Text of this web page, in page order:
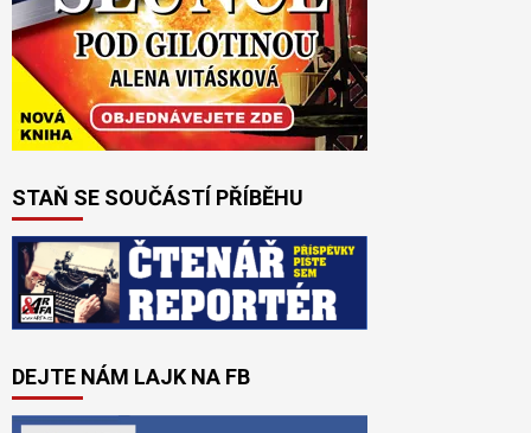
STAŇ SE SOUČÁSTÍ PŘÍBĚHU
DEJTE NÁM LAJK NA FB